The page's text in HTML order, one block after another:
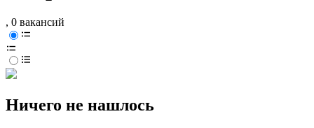
, 0 вакансий
Ничего не нашлось